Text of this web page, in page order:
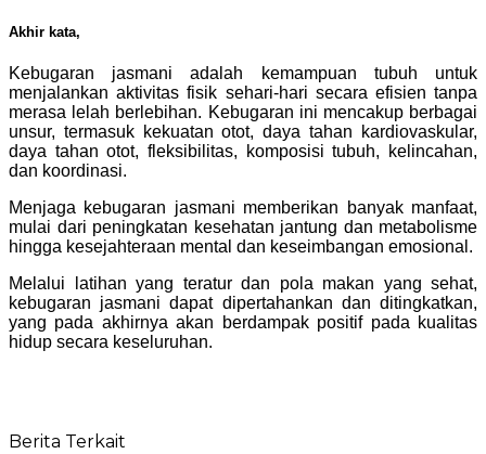
Akhir kata,
Kebugaran jasmani adalah kemampuan tubuh untuk
menjalankan aktivitas fisik sehari-hari secara efisien tanpa
merasa lelah berlebihan. Kebugaran ini mencakup berbagai
unsur, termasuk kekuatan otot, daya tahan kardiovaskular,
daya tahan otot, fleksibilitas, komposisi tubuh, kelincahan,
dan koordinasi.
Menjaga kebugaran jasmani memberikan banyak manfaat,
mulai dari peningkatan kesehatan jantung dan metabolisme
hingga kesejahteraan mental dan keseimbangan emosional.
Melalui latihan yang teratur dan pola makan yang sehat,
kebugaran jasmani dapat dipertahankan dan ditingkatkan,
yang pada akhirnya akan berdampak positif pada kualitas
hidup secara keseluruhan.
Berita Terkait